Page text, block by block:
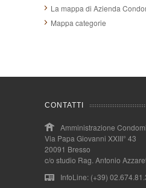
La mappa di Azienda
Mappa categorie
CONTATTI
Amministrazione
Via Papa Giovanni XXIII° 43
20091 Bresso
c/o studio Rag. Antonio
InfoLine: (+39)